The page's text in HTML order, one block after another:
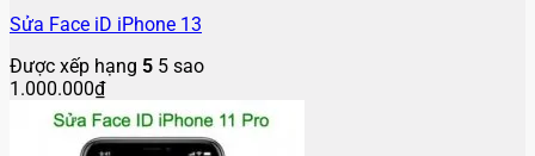
Sửa Face iD iPhone 13
Được xếp hạng 5 5 sao
1.000.000₫